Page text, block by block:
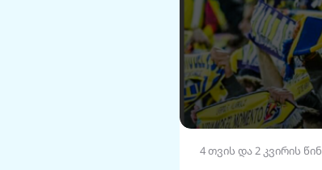
4 თვის და 2 კვირის წინ